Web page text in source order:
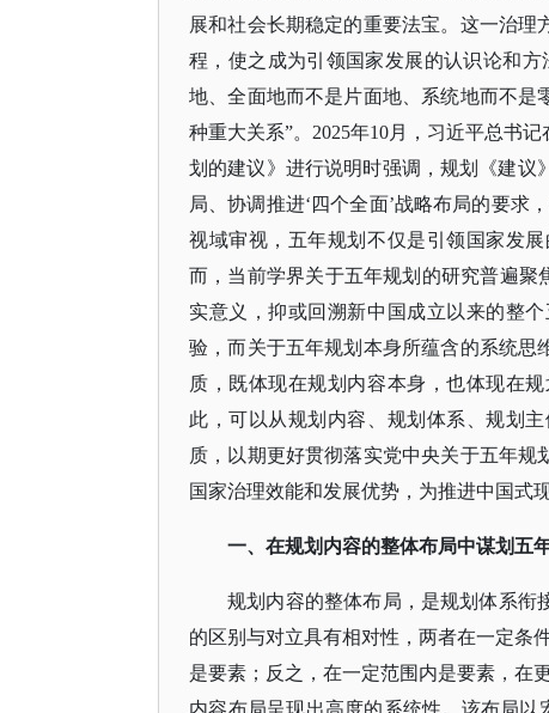
展和社会长期稳定的重要法宝。这一治
程，使之成为引领国家发展的认识论和
地、全面地而不是片面地、系统地而不是
种重大关系”。2025年10月，习近平总书
划的建议》进行说明时强调，规划《建议
局、协调推进‘四个全面’战略布局的要求
视域审视，五年规划不仅是引领国家发
而，当前学界关于五年规划的研究普遍聚
实意义，抑或回溯新中国成立以来的整
验，而关于五年规划本身所蕴含的系统思
质，既体现在规划内容本身，也体现在
此，可以从规划内容、规划体系、规划
质，以期更好贯彻落实党中央关于五年
国家治理效能和发展优势，为推进中国式
一、在规划内容的整体布局中谋划五
规划内容的整体布局，是规划体系衔
的区别与对立具有相对性，两者在一定条
是要素；反之，在一定范围内是要素，在
内容布局呈现出高度的系统性。该布局以